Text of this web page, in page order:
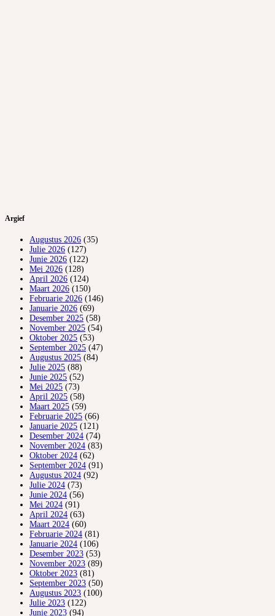
Argief
Augustus 2026 (35)
Julie 2026 (127)
Junie 2026 (122)
Mei 2026 (128)
April 2026 (124)
Maart 2026 (150)
Februarie 2026 (146)
Januarie 2026 (69)
Desember 2025 (58)
November 2025 (54)
Oktober 2025 (53)
September 2025 (47)
Augustus 2025 (84)
Julie 2025 (88)
Junie 2025 (52)
Mei 2025 (73)
April 2025 (58)
Maart 2025 (59)
Februarie 2025 (66)
Januarie 2025 (121)
Desember 2024 (74)
November 2024 (83)
Oktober 2024 (62)
September 2024 (91)
Augustus 2024 (92)
Julie 2024 (73)
Junie 2024 (56)
Mei 2024 (91)
April 2024 (63)
Maart 2024 (60)
Februarie 2024 (81)
Januarie 2024 (106)
Desember 2023 (53)
November 2023 (89)
Oktober 2023 (81)
September 2023 (50)
Augustus 2023 (100)
Julie 2023 (122)
Junie 2023 (94)